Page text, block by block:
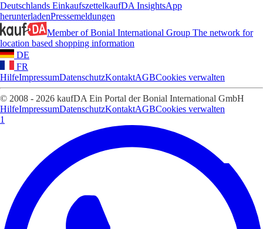
Deutschlands EinkaufszettelkaufDA InsightsApp
herunterladenPressemeldungen
Member of Bonial International Group The network for
location based shopping information
DE
FR
HilfeImpressumDatenschutzKontaktAGBCookies verwalten
© 2008 - 2026 kaufDA Ein Portal der Bonial International GmbH
HilfeImpressumDatenschutzKontaktAGBCookies verwalten
1